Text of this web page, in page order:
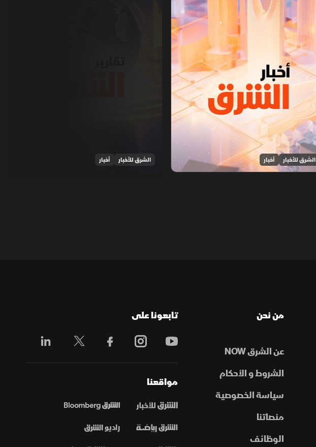
الشرق للأخبار أخبار الشرق للأخبار أخبار
من نحن
عن الشرق NOW
الشروط و الأحكام
سياسة الخصوصية
منصاتنا
الوظائف
تابعونا على
مواقعنا